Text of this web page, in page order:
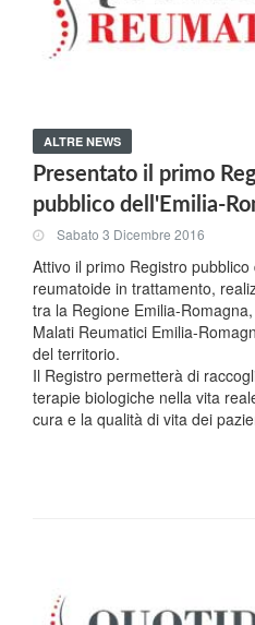
ALTRE NEWS
Presentato il primo
pubblico dell'Emilia-
Sabato 3 Dicembre 2016
Attivo il primo Registro
reumatoide in trattamento,
tra la Regione Emilia-
Malati Reumatici Emilia-
del territorio.
Il Registro permetterà di
terapie biologiche nella vita
cura e la qualità di vita dei